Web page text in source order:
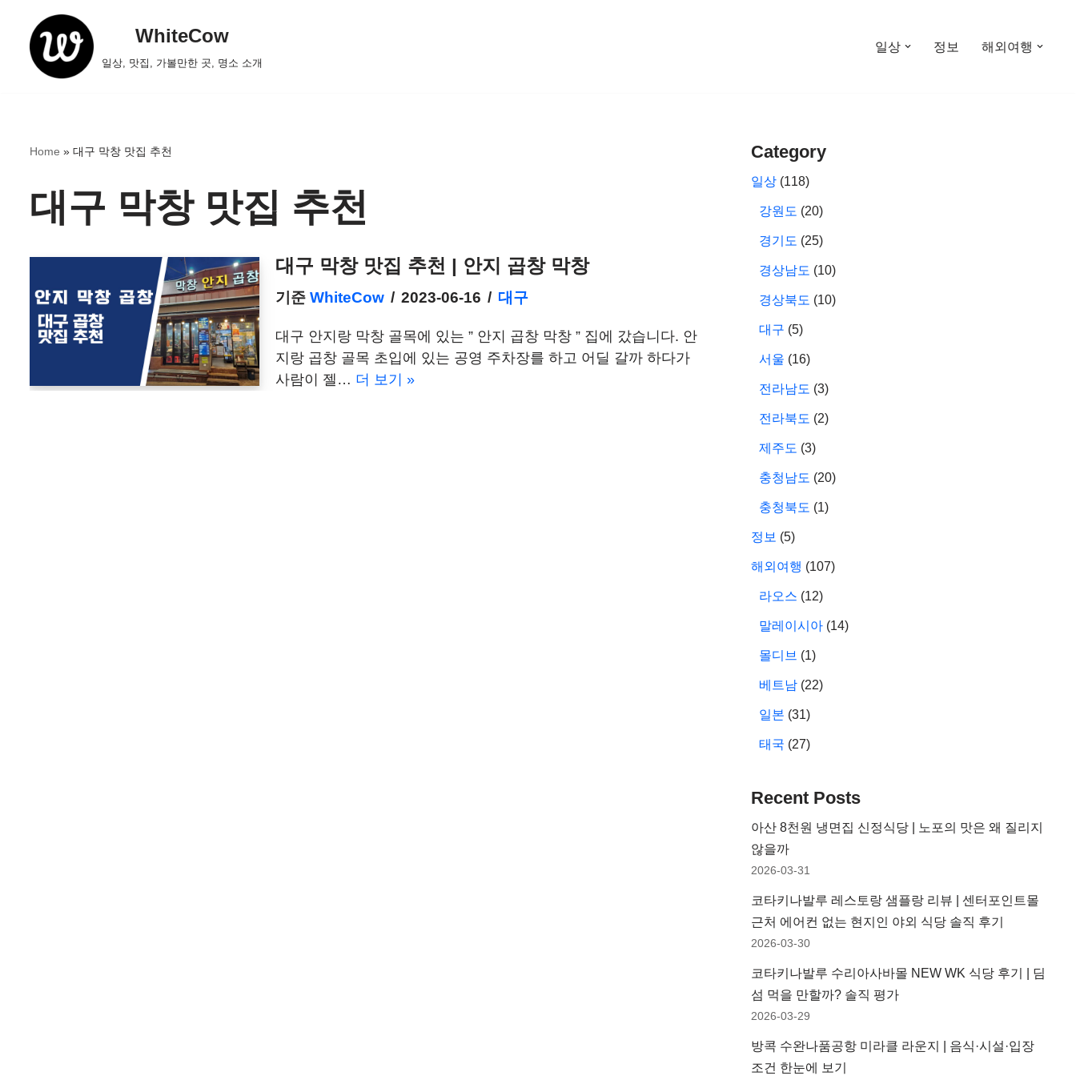
WhiteCow
일상, 맛집, 가볼만한 곳, 명소 소개
일상 정보 해외여행
Home » 대구 막창 맛집 추천
대구 막창 맛집 추천
대구 막창 맛집 추천 | 안지 곱창 막창
기준WhiteCow 2023-06-16 대구
대구 안지랑 막창 골목에 있는 ” 안지 곱창 막창 ” 집에 갔습니다. 안
지랑 곱창 골목 초입에 있는 공영 주차장를 하고 어딜 갈까 하다가
사람이 젤… 더 보기 »
Category
일상 (118)
강원도 (20)
경기도 (25)
경상남도 (10)
경상북도 (10)
대구 (5)
서울 (16)
전라남도 (3)
전라북도 (2)
제주도 (3)
충청남도 (20)
충청북도 (1)
정보 (5)
해외여행 (107)
라오스 (12)
말레이시아 (14)
몰디브 (1)
베트남 (22)
일본 (31)
태국 (27)
Recent Posts
아산 8천원 냉면집 신정식당 | 노포의 맛은 왜 질리지
않을까
2026-03-31
코타키나발루 레스토랑 샘플랑 리뷰 | 센터포인트몰
근처 에어컨 없는 현지인 야외 식당 솔직 후기
2026-03-30
코타키나발루 수리아사바몰 NEW WK 식당 후기 | 딤
섬 먹을 만할까? 솔직 평가
2026-03-29
방콕 수완나품공항 미라클 라운지 | 음식·시설·입장
조건 한눈에 보기